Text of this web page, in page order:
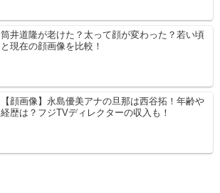
筒井道隆が老けた？太って顔が変わった？若い頃
と現在の顔画像を比較！
【顔画像】永島優美アナの旦那は西谷拓！年齢や
経歴は？フジTVディレクターの収入も！